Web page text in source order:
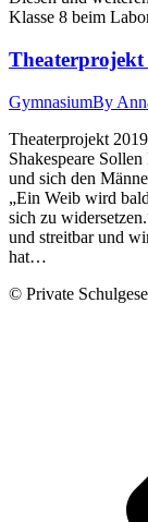
Klasse 8 beim
Theaterprojekt
GymnasiumBy
Theaterprojekt
Shakespeare
und sich den
„Ein Weib wird
sich zu
und streitbar und
hat…
© Private